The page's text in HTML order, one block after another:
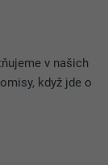
v našich
když jde o